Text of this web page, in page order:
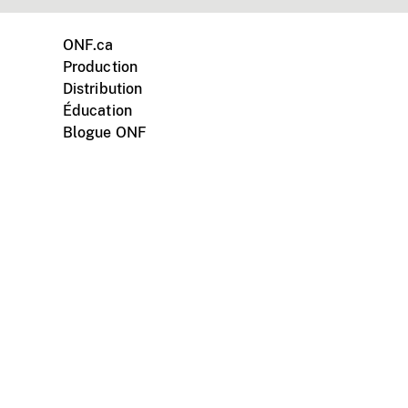
ONF.ca
Production
Distribution
Éducation
Blogue ONF